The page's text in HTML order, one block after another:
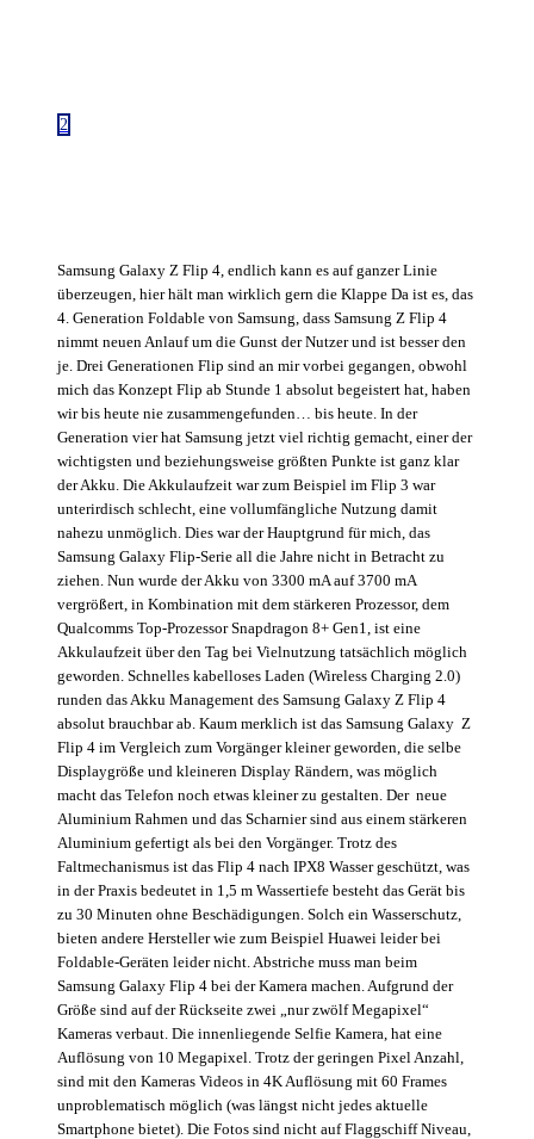
2
Samsung Galaxy Z Flip 4, endlich kann es auf ganzer Linie
überzeugen, hier hält man wirklich gern die Klappe Da ist es, das
4. Generation Foldable von Samsung, dass Samsung Z Flip 4
nimmt neuen Anlauf um die Gunst der Nutzer und ist besser den
je. Drei Generationen Flip sind an mir vorbei gegangen, obwohl
mich das Konzept Flip ab Stunde 1 absolut begeistert hat, haben
wir bis heute nie zusammengefunden… bis heute. In der
Generation vier hat Samsung jetzt viel richtig gemacht, einer der
wichtigsten und beziehungsweise größten Punkte ist ganz klar
der Akku. Die Akkulaufzeit war zum Beispiel im Flip 3 war
unterirdisch schlecht, eine vollumfängliche Nutzung damit
nahezu unmöglich. Dies war der Hauptgrund für mich, das
Samsung Galaxy Flip-Serie all die Jahre nicht in Betracht zu
ziehen. Nun wurde der Akku von 3300 mA auf 3700 mA
vergrößert, in Kombination mit dem stärkeren Prozessor, dem
Qualcomms Top-Prozessor Snapdragon 8+ Gen1, ist eine
Akkulaufzeit über den Tag bei Vielnutzung tatsächlich möglich
geworden. Schnelles kabelloses Laden (Wireless Charging 2.0)
runden das Akku Management des Samsung Galaxy Z Flip 4
absolut brauchbar ab. Kaum merklich ist das Samsung Galaxy Z
Flip 4 im Vergleich zum Vorgänger kleiner geworden, die selbe
Displaygröße und kleineren Display Rändern, was möglich
macht das Telefon noch etwas kleiner zu gestalten. Der neue
Aluminium Rahmen und das Scharnier sind aus einem stärkeren
Aluminium gefertigt als bei den Vorgänger. Trotz des
Faltmechanismus ist das Flip 4 nach IPX8 Wasser geschützt, was
in der Praxis bedeutet in 1,5 m Wassertiefe besteht das Gerät bis
zu 30 Minuten ohne Beschädigungen. Solch ein Wasserschutz,
bieten andere Hersteller wie zum Beispiel Huawei leider bei
Foldable-Geräten leider nicht. Abstriche muss man beim
Samsung Galaxy Flip 4 bei der Kamera machen. Aufgrund der
Größe sind auf der Rückseite zwei „nur zwölf Megapixel“
Kameras verbaut. Die innenliegende Selfie Kamera, hat eine
Auflösung von 10 Megapixel. Trotz der geringen Pixel Anzahl,
sind mit den Kameras Videos in 4K Auflösung mit 60 Frames
unproblematisch möglich (was längst nicht jedes aktuelle
Smartphone bietet). Die Fotos sind nicht auf Flaggschiff Niveau,